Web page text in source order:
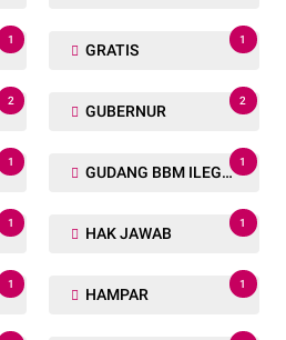
1
GRATIS
1
2
GUBERNUR
2
1
GUDANG BBM ILEGAL
1
1
HAK JAWAB
1
1
HAMPAR
1